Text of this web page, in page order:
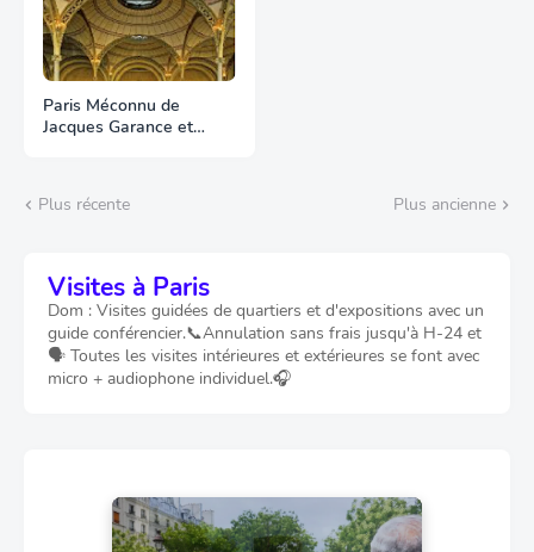
Paris Méconnu de
Jacques Garance et
Plus récente Plus ancienne
Visites à Paris
Dom : Visites guidées de quartiers et d'expositions avec un
guide conférencier.📞Annulation sans frais jusqu'à H-24 et
🗣️ Toutes les visites intérieures et extérieures se font avec
micro + audiophone individuel.🎧